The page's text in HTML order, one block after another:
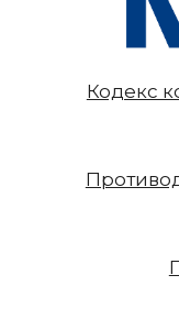
Кодекс